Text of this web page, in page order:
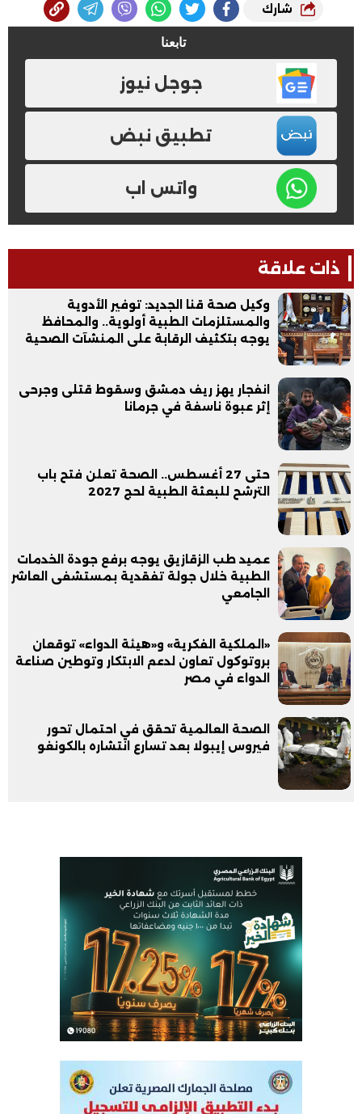
شارك
تابعنا
جوجل نيوز
تطبيق نبض
واتس اب
ذات علاقة
وكيل صحة قنا الجديد: توفير الأدوية
والمستلزمات الطبية أولوية.. والمحافظ
يوجه بتكثيف الرقابة على المنشآت الصحية
انفجار يهز ريف دمشق وسقوط قتلى وجرحى
إثر عبوة ناسفة في جرمانا
حتى 27 أغسطس.. الصحة تعلن فتح باب
الترشح للبعثة الطبية لحج 2027
عميد طب الزقازيق يوجه برفع جودة الخدمات
الطبية خلال جولة تفقدية بمستشفى العاشر
الجامعي
«الملكية الفكرية» و«هيئة الدواء» توقعان
بروتوكول تعاون لدعم الابتكار وتوطين صناعة
الدواء في مصر
الصحة العالمية تحقق في احتمال تحور
فيروس إيبولا بعد تسارع انتشاره بالكونغو